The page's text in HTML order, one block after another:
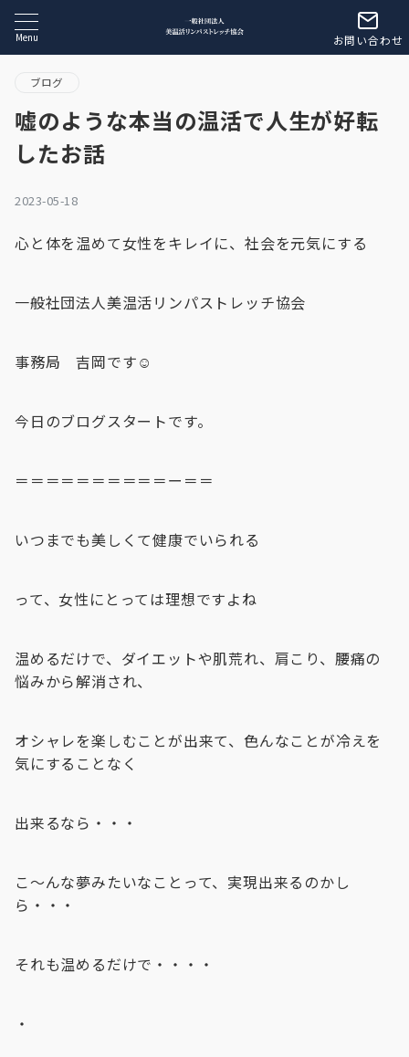
Menu お問い合わせ
ブログ
嘘のような本当の温活で人生が好転
したお話
2023-05-18
心と体を温めて女性をキレイに、社会を元気にする
一般社団法人美温活リンパストレッチ協会
事務局 吉岡です☺
今日のブログスタートです。
＝＝＝＝＝＝＝＝＝＝ー＝＝
いつまでも美しくて健康でいられる
って、女性にとっては理想ですよね
温めるだけで、ダイエットや肌荒れ、肩こり、腰痛の
悩みから解消され、
オシャレを楽しむことが出来て、色んなことが冷えを
気にすることなく
出来るなら・・・
こ〜んな夢みたいなことって、実現出来るのかし
ら・・・
それも温めるだけで・・・・
・